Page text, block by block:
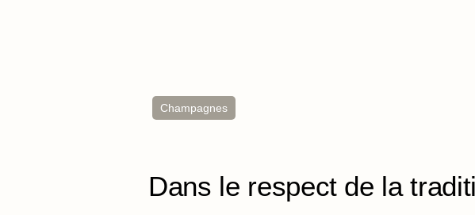
Champagnes
Dans le respect de la